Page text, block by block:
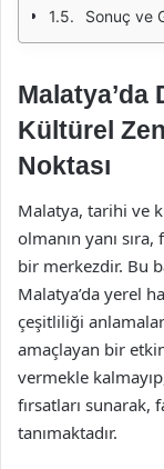
Sonuç ve
Malatya’da
Kültürel
Noktası
Malatya, tarihi ve
olmanın yanı
bir merkezdir. Bu
Malatya’da yerel
çeşitliliği
amaçlayan bir
vermekle
fırsatları sunarak,
tanımaktadır.